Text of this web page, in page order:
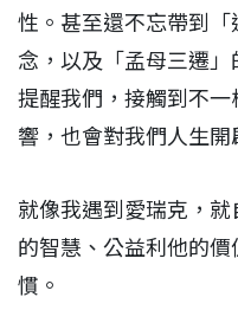
性。甚至還不忘帶到
念，以及「孟母三遷
提醒我們，接觸到不
響，也會對我們人生開
就像我遇到愛瑞克，
的智慧、公益利他的
慣。